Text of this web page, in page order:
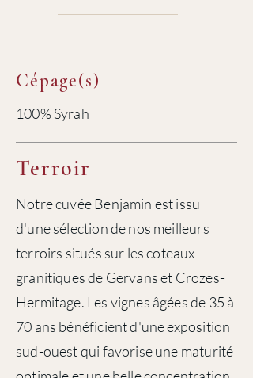
Cépage(s)
100% Syrah
Terroir
Notre cuvée Benjamin est issu
d'une sélection de nos meilleurs
terroirs situés sur les coteaux
granitiques de Gervans et Crozes-
Hermitage. Les vignes âgées de 35 à
70 ans bénéficient d'une exposition
sud-ouest qui favorise une maturité